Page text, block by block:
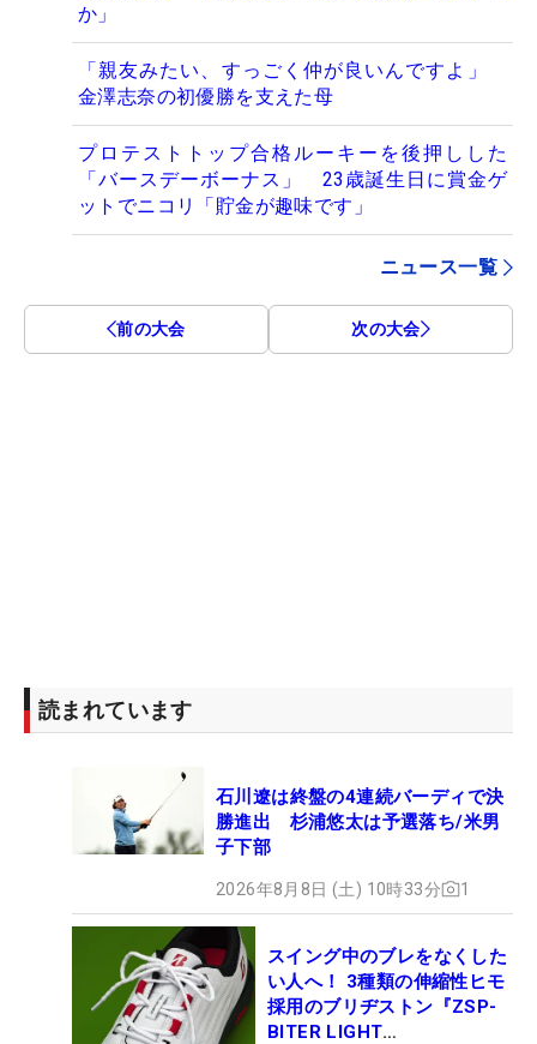
か」
「親友みたい、すっごく仲が良いんですよ」
金澤志奈の初優勝を支えた母
プロテストトップ合格ルーキーを後押しした
「バースデーボーナス」 23歳誕生日に賞金ゲ
ットでニコリ「貯金が趣味です」
ニュース一覧
前の大会 次の大会
読まれています
石川遼は終盤の4連続バーディで決
勝進出 杉浦悠太は予選落ち/米男
子下部
2026年8月8日 (土) 10時33分 1
スイング中のブレをなくした
い人へ！ 3種類の伸縮性ヒモ
採用のブリヂストン『ZSP-
BITER LIGHT